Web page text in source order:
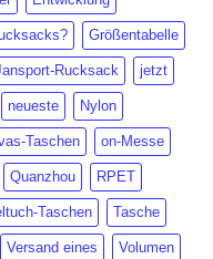
Größentabelle
Rucksack jetzt
neueste Nylon
Taschen on-Messe
Quanzhou RPET
Taschen Tasche
Versand eines Volumen